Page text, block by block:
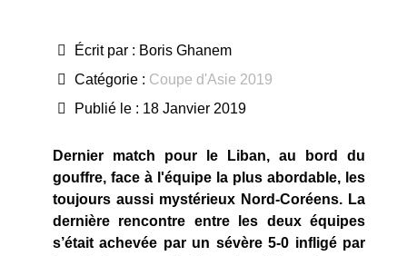
Écrit par : Boris Ghanem
Catégorie : Coupe d'Asie 2019
Publié le : 18 Janvier 2019
Dernier match pour le Liban, au bord du
gouffre, face à l'équipe la plus abordable, les
toujours aussi mystérieux Nord-Coréens. La
dernière rencontre entre les deux équipes
s’était achevée par un sévère 5-0 infligé par